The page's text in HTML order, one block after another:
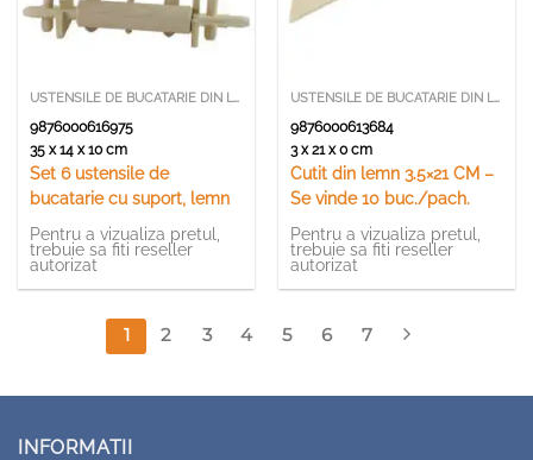
USTENSILE DE BUCATARIE DIN LEMN SI BAMBUS
9876000616975
35 x 14 x 10 cm
Set 6 ustensile de
bucatarie cu suport, lemn
Pentru a vizualiza pretul,
trebuie sa fiti reseller
autorizat
USTENSILE DE BUCATARIE DIN LEMN SI BAMBUS
9876000613684
3 x 21 x 0 cm
Cutit din lemn 3.5×21 CM –
Se vinde 10 buc./pach.
Pentru a vizualiza pretul,
trebuie sa fiti reseller
autorizat
1 2 3 4 5 6 7
INFORMATII